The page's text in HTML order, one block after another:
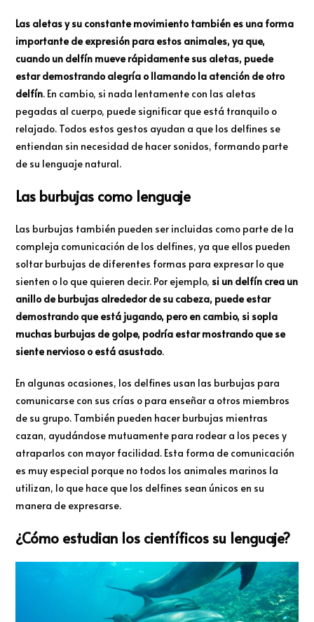
Las aletas y su constante movimiento también es una forma
importante de expresión para estos animales, ya que,
cuando un delfín mueve rápidamente sus aletas, puede
estar demostrando alegría o llamando la atención de otro
delfín. En cambio, si nada lentamente con las aletas
pegadas al cuerpo, puede significar que está tranquilo o
relajado. Todos estos gestos ayudan a que los delfines se
entiendan sin necesidad de hacer sonidos, formando parte
de su lenguaje natural.
Las burbujas como lenguaje
Las burbujas también pueden ser incluidas como parte de la
compleja comunicación de los delfines, ya que ellos pueden
soltar burbujas de diferentes formas para expresar lo que
sienten o lo que quieren decir. Por ejemplo, si un delfín crea un
anillo de burbujas alrededor de su cabeza, puede estar
demostrando que está jugando, pero en cambio, si sopla
muchas burbujas de golpe, podría estar mostrando que se
siente nervioso o está asustado.
En algunas ocasiones, los delfines usan las burbujas para
comunicarse con sus crías o para enseñar a otros miembros
de su grupo. También pueden hacer burbujas mientras
cazan, ayudándose mutuamente para rodear a los peces y
atraparlos con mayor facilidad. Esta forma de comunicación
es muy especial porque no todos los animales marinos la
utilizan, lo que hace que los delfines sean únicos en su
manera de expresarse.
¿Cómo estudian los científicos su lenguaje?